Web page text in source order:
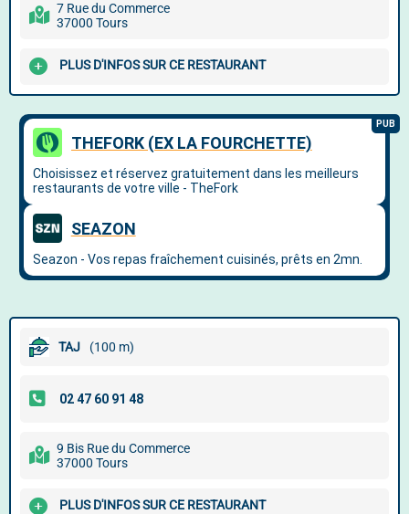
7 Rue du Commerce
37000 Tours
PLUS D'INFOS SUR CE RESTAURANT
TAJ (100 m)
9 Bis Rue du Commerce
37000 Tours
PLUS D'INFOS SUR CE RESTAURANT